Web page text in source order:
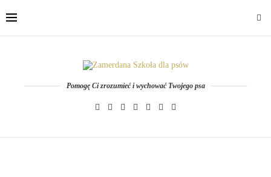
Pomogę Ci zrozumieć i wychować Twojego psa